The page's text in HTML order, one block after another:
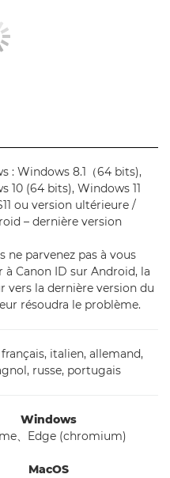
: Windows 8.1（64 bits),
10 (64 bits), Windows 11
ou version ultérieure /
– dernière version
ne parvenez pas à vous
à Canon ID sur Android, la
vers la dernière version du
résoudra le problème.
italien, allemand,
russe, portugais
Windows
、Edge (chromium)
MacOS